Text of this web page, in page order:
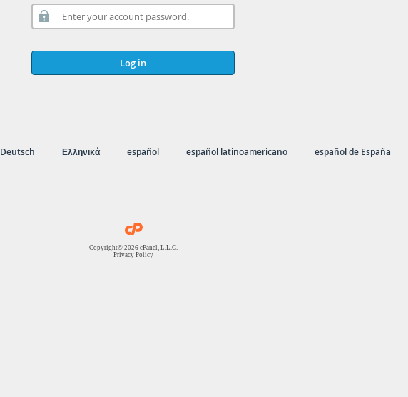
Log in
Deutsch Ελληνικά español español latinoamericano español de España
Copyright© 2026 cPanel, L.L.C.
Privacy Policy